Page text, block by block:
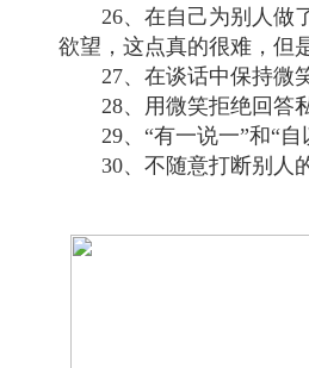
26、在自己为别人做
欲望，这点真的很难，但
27、在谈话中保持微
28、用微笑拒绝回答
29、“有一说一”和“
30、不随意打断别人